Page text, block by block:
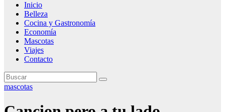
Inicio
Belleza
Cocina y Gastronomía
Economía
Mascotas
Viajes
Contacto
mascotas